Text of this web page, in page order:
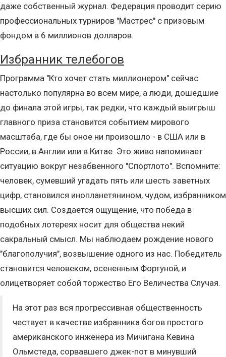
даже собственный журнал. Федерация проводит серию
профессиональных турниров "Мастрес" с призовым
фондом в 6 миллионов долларов.
Избранник телебогов
Программа "Кто хочет стать миллионером" сейчас
настолько популярна во всем мире, а люди, дошедшие
до финала этой игры, так редки, что каждый выигрыш
главного приза становится событием мирового
масштаба, где бы оное ни произошло - в США или в
России, в Англии или в Китае. Это живо напоминает
ситуацию вокруг незабвенного "Спортлото". Вспомните:
человек, сумевший угадать пять или шесть заветных
цифр, становился инопланетянином, чудом, избранником
высших сил. Создается ощущение, что победа в
подобных лотереях носит для общества некий
сакральный смысл. Мы наблюдаем рождение нового
"благополучия", возвышение одного из нас. Победитель
становится человеком, осененным Фортуной, и
олицетворяет собой торжество Его Величества Случая.
На этот раз вся прогрессивная общественность
чествует в качестве избранника богов простого
американского инженера из Мичигана Кевина
Ольмстеда, сорвавшего джек-пот в минувший